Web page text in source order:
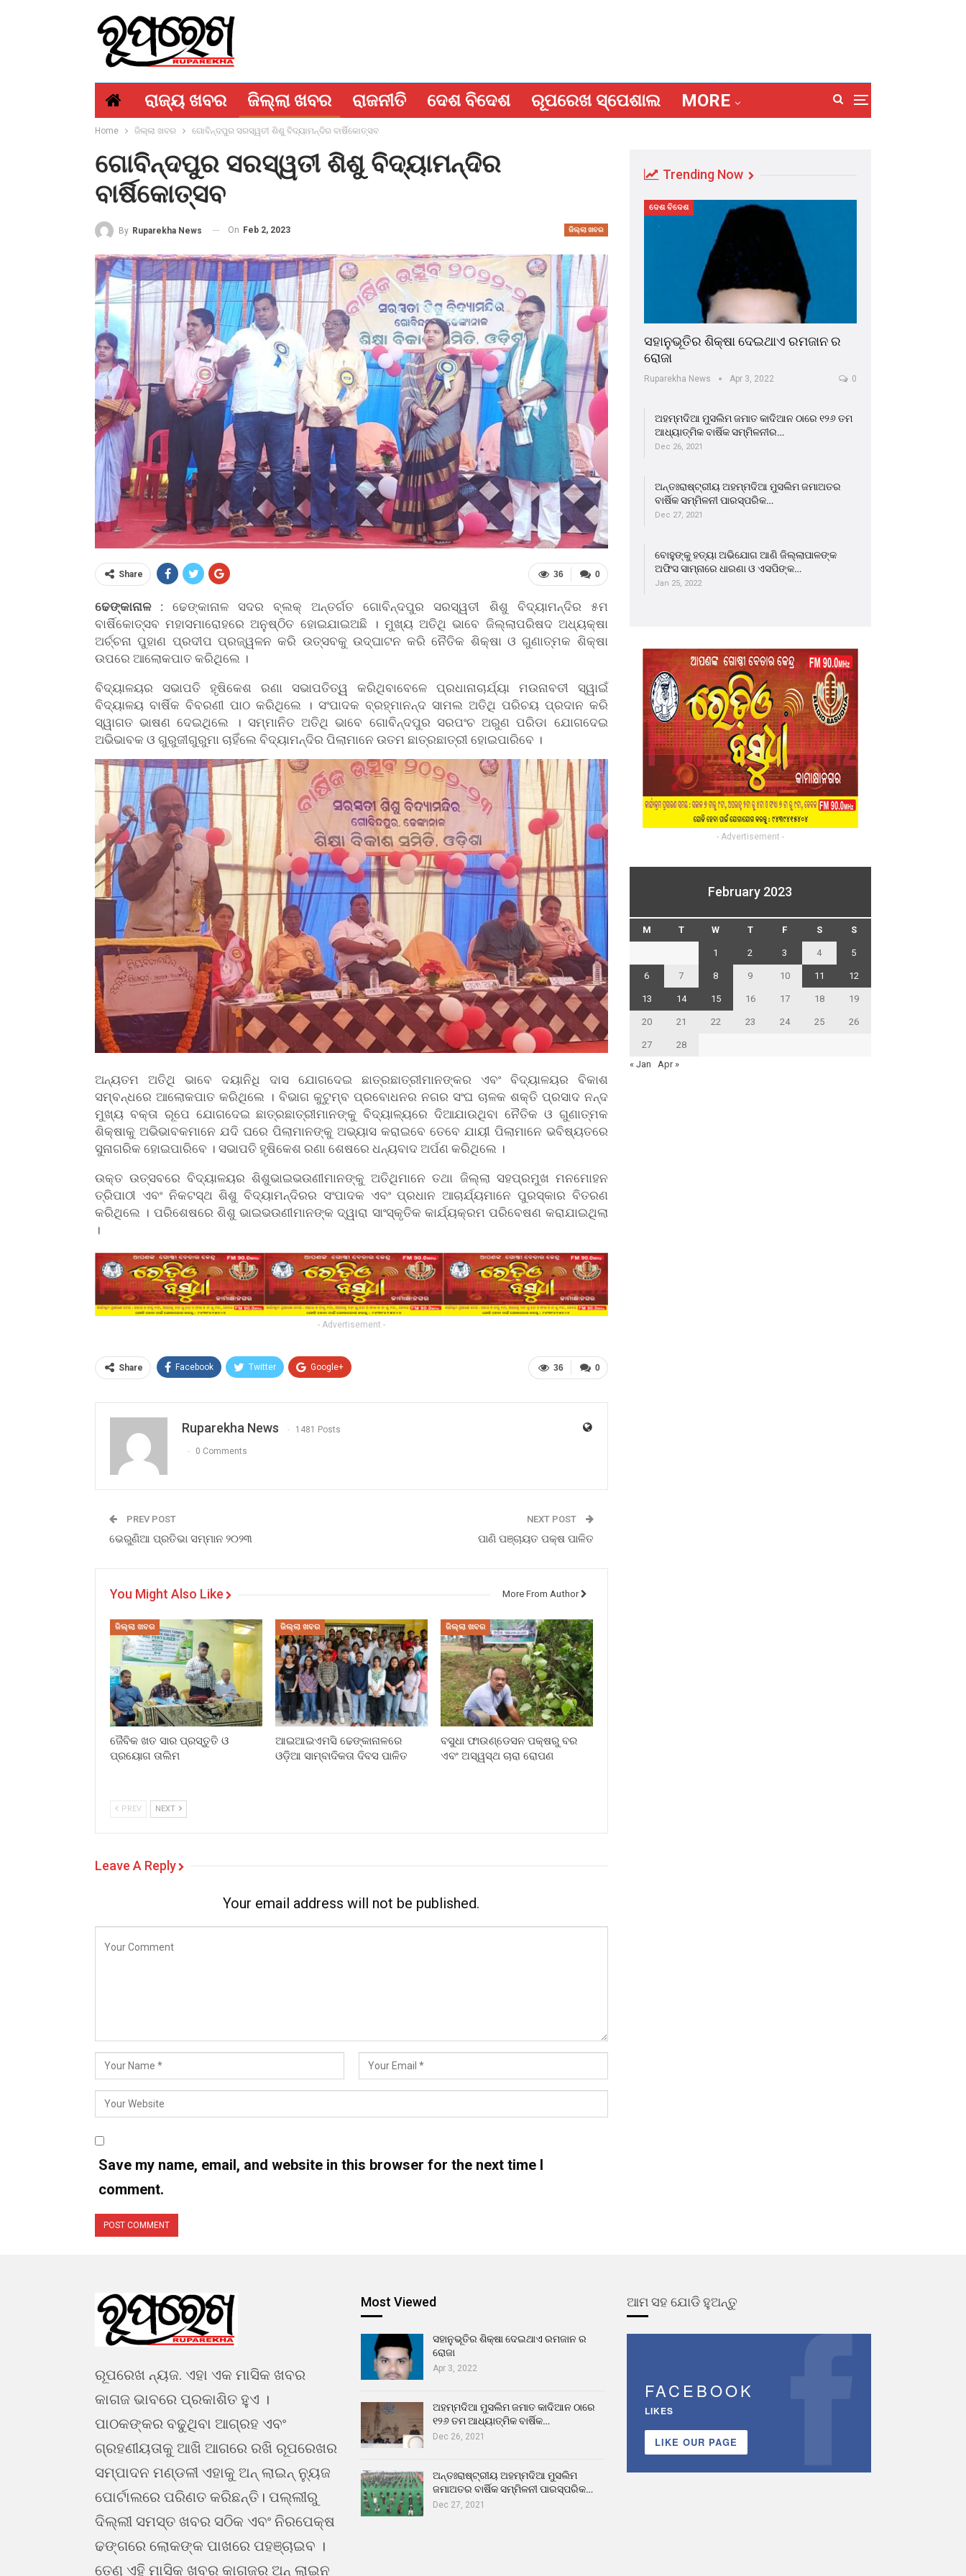
ରାଜ୍ୟ ଖବର ଜିଲ୍ଲା ଖବର ରାଜନୀତି ଦେଶ ବିଦେଶ ରୂପରେଖ ସ୍ପେଶାଲ MORE
Home ଜିଲ୍ଲା ଖବର ଗୋବିନ୍ଦପୁର ସରସ୍ୱତୀ ଶିଶୁ ବିଦ୍ୟାମନ୍ଦିର ବାର୍ଷିକୋତ୍ସବ
ଗୋବିନ୍ଦପୁର ସରସ୍ୱତୀ ଶିଶୁ ବିଦ୍ୟାମନ୍ଦିର
ବାର୍ଷିକୋତ୍ସବ
ଜିଲ୍ଲା ଖବର
By Ruparekha News On Feb 2, 2023
0
36
Share
ଢେଙ୍କାନାଳ : ଢେଙ୍କାନାଳ ସଦର ବ୍ଲକ୍ ଅନ୍ତର୍ଗତ ଗୋବିନ୍ଦପୁର ସରସ୍ୱତୀ ଶିଶୁ ବିଦ୍ୟାମନ୍ଦିର ୫ମ
ବାର୍ଷିକୋତ୍ସବ ମହାସମାରୋହରେ ଅନୁଷ୍ଠିତ ହୋଇଯାଇଅଛି । ମୁଖ୍ୟ ଅତିଥି ଭାବେ ଜିଲ୍ଲାପରିଷଦ ଅଧ୍ୟକ୍ଷା
ଅର୍ଚ୍ଚନା ପୁହାଣ ପ୍ରଦୀପ ପ୍ରଜ୍ୱଳନ କରି ଉତ୍ସବକୁ ଉଦ୍ଘାଟନ କରି ନୈତିକ ଶିକ୍ଷା ଓ ଗୁଣାତ୍ମକ ଶିକ୍ଷା
ଉପରେ ଆଲୋକପାତ କରିଥିଲେ ।
ବିଦ୍ୟାଳୟର ସଭାପତି ହୃଷିକେଶ ରଣା ସଭାପତିତ୍ୱ କରିଥିବାବେଳେ ପ୍ରଧାନାଚାର୍ଯ୍ୟା ମଉନାବତୀ ସ୍ୱାଇଁ
ବିଦ୍ୟାଳୟ ବାର୍ଷିକ ବିବରଣୀ ପାଠ କରିଥିଲେ । ସଂପାଦକ ବ୍ରହ୍ମାନନ୍ଦ ସାମଲ ଅତିଥି ପରିଚୟ ପ୍ରଦାନ କରି
ସ୍ୱାଗତ ଭାଷଣ ଦେଇଥିଲେ । ସମ୍ମାନିତ ଅତିଥି ଭାବେ ଗୋବିନ୍ଦପୁର ସରପଂଚ ଅରୁଣ ପରିଡା ଯୋଗଦେଇ
ଅଭିଭାବକ ଓ ଗୁରୁଜୀଗୁରୁମା ଚାହିଁଲେ ବିଦ୍ୟାମନ୍ଦିର ପିଲାମାନେ ଉତମ ଛାତ୍ରଛାତ୍ରୀ ହୋଇପାରିବେ ।
ଅନ୍ୟତମ ଅତିଥି ଭାବେ ଦୟାନିଧି ଦାସ ଯୋଗଦେଇ ଛାତ୍ରଛାତ୍ରୀମାନଙ୍କର ଏବଂ ବିଦ୍ୟାଳୟର ବିକାଶ
ସମ୍ବନ୍ଧରେ ଆଲୋକପାତ କରିଥିଲେ । ବିଭାଗ କୁଟୁମ୍ବ ପ୍ରବୋଧନର ନଗର ସଂଘ ଚାଳକ ଶକ୍ତି ପ୍ରସାଦ ନନ୍ଦ
ମୁଖ୍ୟ ବକ୍ତା ରୂପେ ଯୋଗଦେଇ ଛାତ୍ରଛାତ୍ରୀମାନଙ୍କୁ ବିଦ୍ୟାଳ୍ୟରେ ଦିଆଯାଉଥିବା ନୈତିକ ଓ ଗୁଣାତ୍ମକ
ଶିକ୍ଷାକୁ ଅଭିଭାବକମାନେ ଯଦି ଘରେ ପିଲାମାନଙ୍କୁ ଅଭ୍ୟାସ କରାଇବେ ତେବେ ଯାୟୀ ପିଲାମାନେ ଭବିଷ୍ୟତରେ
ସୁନାଗରିକ ହୋଇପାରିବେ । ସଭାପତି ହୃଷିକେଶ ରଣା ଶେଷରେ ଧନ୍ୟବାଦ ଅର୍ପଣ କରିଥିଲେ ।
ଉକ୍ତ ଉତ୍ସବରେ ବିଦ୍ୟାଳୟର ଶିଶୁଭାଇଭଉଣୀମାନଙ୍କୁ ଅତିଥିମାନେ ତଥା ଜିଲ୍ଲା ସହପ୍ରମୁଖ ମନମୋହନ
ତ୍ରିପାଠୀ ଏବଂ ନିକଟସ୍ଥ ଶିଶୁ ବିଦ୍ୟାମନ୍ଦିରର ସଂପାଦକ ଏବଂ ପ୍ରଧାନ ଆଚାର୍ଯ୍ୟମାନେ ପୁରସ୍କାର ବିତରଣ
କରିଥିଲେ । ପରିଶେଷରେ ଶିଶୁ ଭାଇଭଉଣୀମାନଙ୍କ ଦ୍ୱାରା ସାଂସ୍କୃତିକ କାର୍ଯ୍ୟକ୍ରମ ପରିବେଷଣ କରାଯାଇଥିଲା
।
- Advertisement -
0
36
Share Facebook Twitter Google+
Ruparekha News 1481 Posts
0 Comments
PREV POST
ଭେରୁଣିଆ ପ୍ରତିଭା ସମ୍ମାନ ୨୦୨୩
NEXT POST
ପାଣି ପଞ୍ଚାୟତ ପକ୍ଷ ପାଳିତ
You Might Also Like More From Author
ଜିଲ୍ଲା ଖବର
ଜୈବିକ ଖତ ସାର ପ୍ରସ୍ତୁତି ଓ
ପ୍ରୟୋଗ ତାଲିମ
ଜିଲ୍ଲା ଖବର
ଆଇଆଇଏମସି ଢେଙ୍କାନାଳରେ
ଓଡ଼ିଆ ସାମ୍ବାଦିକତା ଦିବସ ପାଳିତ
ଜିଲ୍ଲା ଖବର
ବସୁଧା ଫାଉଣ୍ଡେସନ ପକ୍ଷରୁ ବର
ଏବଂ ଅସ୍ୱସ୍ଥ ଚାରା ରୋପଣ
PREV NEXT
Leave A Reply
Your email address will not be published.
Save my name, email, and website in this browser for the next time I
comment.
Trending Now
ଦେଶ ବିଦେଶ
ସହାନୁଭୂତିର ଶିକ୍ଷା ଦେଇଥାଏ ରମଜାନ ର
ରୋଜା
Ruparekha News Apr 3, 2022 0
ଅହମ୍ମଦିଆ ମୁସଲିମ ଜମାତ କାଦିଆନ ଠାରେ ୧୨୬ ତମ
ଆଧ୍ୟାତ୍ମିକ ବାର୍ଷିକ ସମ୍ମିଳନୀର…
Dec 26, 2021
ଅନ୍ତଃରାଷ୍ଟ୍ରୀୟ ଅହମ୍ମଦିଆ ମୁସଲିମ ଜମାଅତର
ବାର୍ଷିକ ସମ୍ମିଳନୀ ପାରସ୍ପରିକ…
Dec 27, 2021
ବୋହୁଙ୍କୁ ହତ୍ୟା ଅଭିଯୋଗ ଆଣି ଜିଲ୍ଲାପାଳଙ୍କ
ଅଫିସ ସାମ୍ନାରେ ଧାରଣା ଓ ଏସପିଙ୍କ…
Jan 25, 2022
- Advertisement -
February 2023
M T W T F S S
1 2 3 4 5
6 7 8 9 10 11 12
13 14 15 16 17 18 19
20 21 22 23 24 25 26
27
28
« Jan
Apr »
ରୂପରେଖ ନ୍ୟଜ. ଏହା ଏକ ମାସିକ ଖବର
କାଗଜ ଭାବରେ ପ୍ରକାଶିତ ହୁଏ ।
ପାଠକଙ୍କର ବଢୁଥିବା ଆଗ୍ରହ ଏବଂ
ଗ୍ରହଣୀୟତାକୁ ଆଖି ଆଗରେ ରଖି ରୂପରେଖର
ସମ୍ପାଦନ ମଣ୍ଡଳୀ ଏହାକୁ ଅନ୍ ଲାଇନ୍ ନ୍ୟୁଜ
ପୋର୍ଟାଲରେ ପରିଣତ କରିଛନ୍ତି। ପଲ୍ଲୀରୁ
ଦିଲ୍ଲୀ ସମସ୍ତ ଖବର ସଠିକ ଏବଂ ନିରପେକ୍ଷ
ଢଙ୍ଗରେ ଲୋକଙ୍କ ପାଖରେ ପହଞ୍ଚାଇବ ।
ତେଣୁ ଏହି ମାସିକ ଖବର କାଗଜର ଅନ୍ ଲାଇନ
Most Viewed
ସହାନୁଭୂତିର ଶିକ୍ଷା ଦେଇଥାଏ ରମଜାନ ର
ରୋଜା
Apr 3, 2022
ଅହମ୍ମଦିଆ ମୁସଲିମ ଜମାତ କାଦିଆନ ଠାରେ
୧୨୬ ତମ ଆଧ୍ୟାତ୍ମିକ ବାର୍ଷିକ…
Dec 26, 2021
ଅନ୍ତଃରାଷ୍ଟ୍ରୀୟ ଅହମ୍ମଦିଆ ମୁସଲିମ
ଜମାଅତର ବାର୍ଷିକ ସମ୍ମିଳନୀ ପାରସ୍ପରିକ…
Dec 27, 2021
ଆମ ସହ ଯୋଡି ହୁଅନ୍ତୁ
FACEBOOK
LIKES
LIKE OUR PAGE